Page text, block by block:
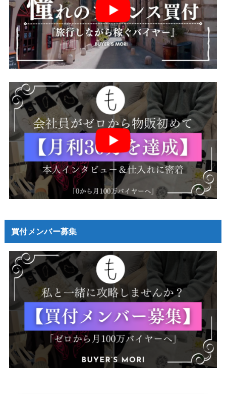
買付メンバー募集